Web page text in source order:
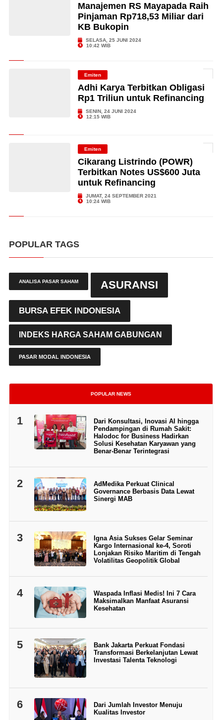
Manajemen RS Mayapada Raih
Pinjaman Rp718,53 Miliar dari
KB Bukopin
SELASA, 25 JUNI 2024
10:42 WIB
Emiten
Adhi Karya Terbitkan Obligasi
Rp1 Triliun untuk Refinancing
SENIN, 24 JUNI 2024
12:15 WIB
Emiten
Cikarang Listrindo (POWR)
Terbitkan Notes US$600 Juta
untuk Refinancing
JUMAT, 24 SEPTEMBER 2021
10:24 WIB
POPULAR TAGS
ANALISA PASAR SAHAM ASURANSI
BURSA EFEK INDONESIA
INDEKS HARGA SAHAM GABUNGAN
PASAR MODAL INDONESIA
POPULAR NEWS
1
Dari Konsultasi, Inovasi AI hingga
Pendampingan di Rumah Sakit:
Halodoc for Business Hadirkan
Solusi Kesehatan Karyawan yang
Benar-Benar Terintegrasi
2
AdMedika Perkuat Clinical
Governance Berbasis Data Lewat
Sinergi MAB
3
Igna Asia Sukses Gelar Seminar
Kargo Internasional ke-4, Soroti
Lonjakan Risiko Maritim di Tengah
Volatilitas Geopolitik Global
4
Waspada Inflasi Medis! Ini 7 Cara
Maksimalkan Manfaat Asuransi
Kesehatan
5
Bank Jakarta Perkuat Fondasi
Transformasi Berkelanjutan Lewat
Investasi Talenta Teknologi
6
Dari Jumlah Investor Menuju
Kualitas Investor